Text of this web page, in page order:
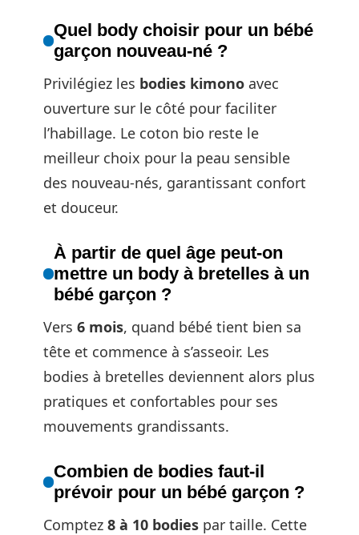
Quel body choisir pour un bébé
garçon nouveau-né ?
Privilégiez les bodies kimono avec
ouverture sur le côté pour faciliter
l’habillage. Le coton bio reste le
meilleur choix pour la peau sensible
des nouveau-nés, garantissant confort
et douceur.
À partir de quel âge peut-on
mettre un body à bretelles à un
bébé garçon ?
Vers 6 mois, quand bébé tient bien sa
tête et commence à s’asseoir. Les
bodies à bretelles deviennent alors plus
pratiques et confortables pour ses
mouvements grandissants.
Combien de bodies faut-il
prévoir pour un bébé garçon ?
Comptez 8 à 10 bodies par taille. Cette